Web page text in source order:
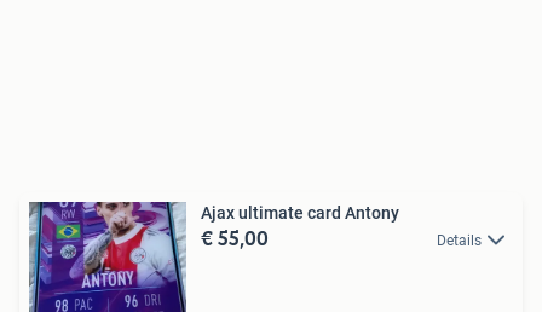
Ajax ultimate card Antony
€ 55,00 Details